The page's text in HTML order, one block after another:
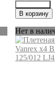
19840948
В корзину
Нет в